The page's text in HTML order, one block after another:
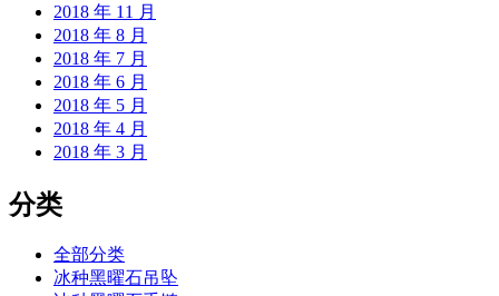
2018 年 11 月
2018 年 8 月
2018 年 7 月
2018 年 6 月
2018 年 5 月
2018 年 4 月
2018 年 3 月
分类
全部分类
冰种黑曜石吊坠